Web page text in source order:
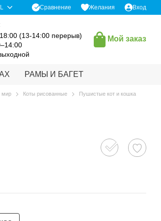
Сравнение Желания Вход
(13-14:00 перерыв)
Мой заказ
РАМЫ И БАГЕТ
мир Коты рисованные Пушистые кот и кошка